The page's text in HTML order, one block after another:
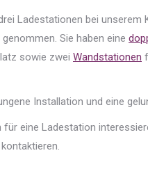
Ladestationen bei unserem
Sie haben eine
sowie zwei Wandstationen
Installation und eine
für eine Ladestation
kontaktieren.